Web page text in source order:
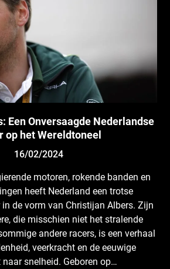
Een Onversaagde Nederlandse
op het Wereldtoneel
16/02/2024
motoren, rokende banden en
heeft Nederland een trotse
de vorm van Christijan Albers. Zijn
die misschien niet het stralende
andere racers, is een verhaal
veerkracht en de eeuwige
snelheid. Geboren op…